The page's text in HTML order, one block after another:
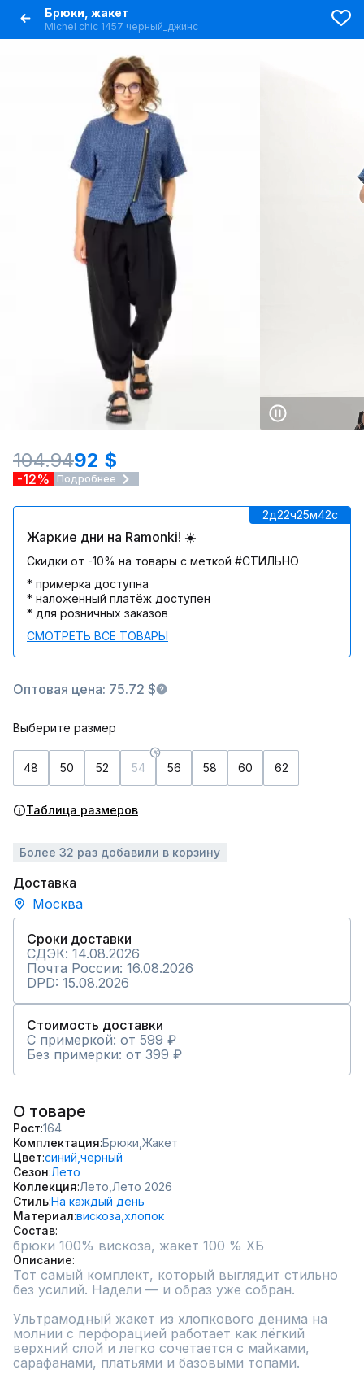
Брюки, жакет
Michel chic 1457 черный_джинс
104.9492 $
-12% Подробнее
2д22ч25м42c
Жаркие дни на Ramonki! ☀️
Скидки от -10% на товары с меткой #СТИЛЬНО
* примерка доступна
* наложенный платёж доступен
* для розничных заказов
СМОТРЕТЬ ВСЕ ТОВАРЫ
Оптовая цена: 75.72 $
Выберите размер
48 50 52 54 56 58 60 62
Таблица размеров
Более 32 раз добавили в корзину
Доставка
Москва
Сроки доставки
СДЭК: 14.08.2026
Почта России: 16.08.2026
DPD: 15.08.2026
Стоимость доставки
С примеркой: от 599 ₽
Без примерки: от 399 ₽
О товаре
Рост 164
Комплектация Брюки, Жакет
Цвет синий, черный
Сезон Лето
Коллекция Лето, Лето 2026
СтильНа каждый день
Материал вискоза, хлопок
Состав
брюки 100% вискоза, жакет 100 % ХБ
Описание
Тот самый комплект, который выглядит стильно
без усилий. Надели — и образ уже собран.
Ультрамодный жакет из хлопкового денима на
молнии с перфорацией работает как лёгкий
верхний слой и легко сочетается с майками,
сарафанами, платьями и базовыми топами.